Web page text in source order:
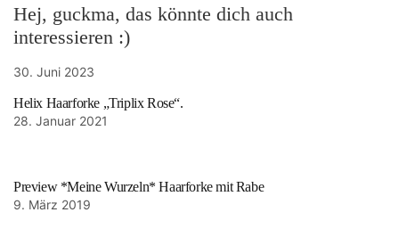
Hej, guckma, das könnte dich auch
interessieren :)
30. Juni 2023
Helix Haarforke „Triplix Rose“.
28. Januar 2021
Preview *Meine Wurzeln* Haarforke mit Rabe
9. März 2019